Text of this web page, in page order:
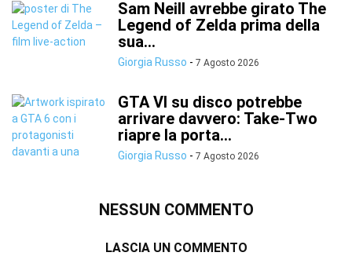
Sam Neill avrebbe girato The
Legend of Zelda prima della
sua...
Giorgia Russo - 7 Agosto 2026
GTA VI su disco potrebbe
arrivare davvero: Take-Two
riapre la porta...
Giorgia Russo - 7 Agosto 2026
NESSUN COMMENTO
LASCIA UN COMMENTO